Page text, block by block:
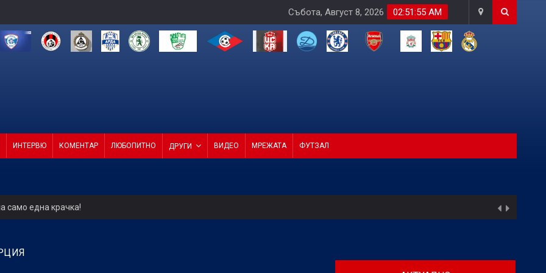
02:51:57 AM
Събота, Август 8, 2026
ИНТЕРВЮ КОМЕНТАР ЛЮБОПИТНО ДРУГИ ВИДЕО МРЕЖАТА ФУТЗАЛ
само една крачка!
4 от 4 в efbet Лига (ВИДЕО)